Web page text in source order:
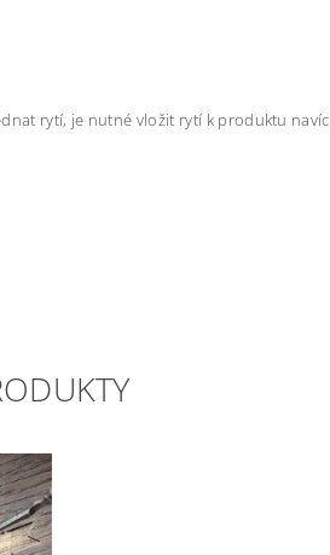
rytí, je nutné vložit rytí k produktu